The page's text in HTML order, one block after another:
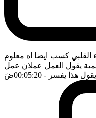
كسب ايضا اه معلوم
يقول العمل عملان عمل
هذا يفسر - 00:05:20 ضَ